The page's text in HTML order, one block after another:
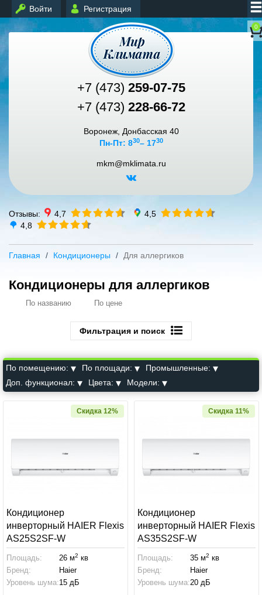
Войти Регистрация
0
+7 (473) 259-07-75
+7 (473) 228-66-72
Воронеж, Донбасская 40
Пн-Пт: 830– 1730
mkm@mklimata.ru
Отзывы: 4,7
4,5
4,8
Главная Кондиционеры Для аллергиков
Кондиционеры для аллергиков
По названию По цене
Фильтрация и поиск
По помещению: По площади:
Промышленные:
Доп. функционал:
Цвета: Модели:
Скидка 12%
Кондиционер
инверторный HAIER Flexis
AS25S2SF-W
Площадь: 26 м2 кв
Бренд:
Haier
Уровень шума:15 дБ
Скидка 11%
Кондиционер
инверторный HAIER Flexis
AS35S2SF-W
Площадь: 35 м2 кв
Бренд:
Haier
Уровень шума:20 дБ